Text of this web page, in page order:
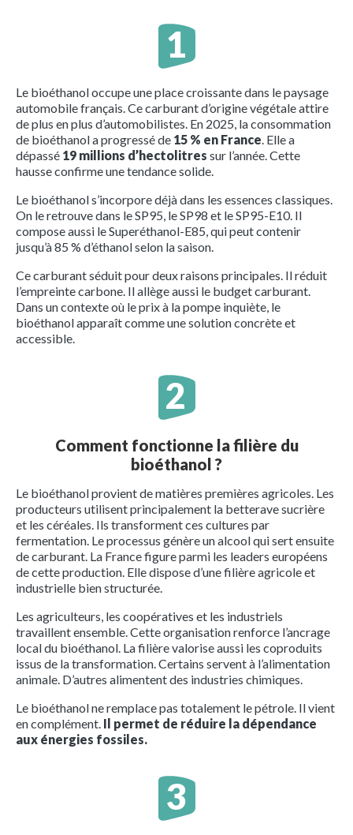
Le bioéthanol occupe une place croissante dans le paysage
automobile français. Ce carburant d’origine végétale attire
de plus en plus d’automobilistes. En 2025, la consommation
de bioéthanol a progressé de 15 % en France . Elle a
dépassé 19 millions d’hectolitres sur l’année. Cette
hausse confirme une tendance solide.
Le bioéthanol s’incorpore déjà dans les essences classiques.
On le retrouve dans le SP95, le SP98 et le SP95-E10. Il
compose aussi le Superéthanol-E85, qui peut contenir
jusqu’à 85 % d’éthanol selon la saison.
Ce carburant séduit pour deux raisons principales. Il réduit
l’empreinte carbone. Il allège aussi le budget carburant.
Dans un contexte où le prix à la pompe inquiète, le
bioéthanol apparaît comme une solution concrète et
accessible.
Comment fonctionne la filière du
bioéthanol ?
Le bioéthanol provient de matières premières agricoles. Les
producteurs utilisent principalement la betterave sucrière
et les céréales. Ils transforment ces cultures par
fermentation. Le processus génère un alcool qui sert ensuite
de carburant. La France figure parmi les leaders européens
de cette production. Elle dispose d’une filière agricole et
industrielle bien structurée.
Les agriculteurs, les coopératives et les industriels
travaillent ensemble. Cette organisation renforce l’ancrage
local du bioéthanol. La filière valorise aussi les coproduits
issus de la transformation. Certains servent à l’alimentation
animale. D’autres alimentent des industries chimiques.
Le bioéthanol ne remplace pas totalement le pétrole. Il vient
en complément. Il permet de réduire la dépendance
aux énergies fossiles.